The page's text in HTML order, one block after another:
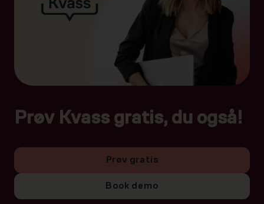
Prøv Kvass gratis, du også!
Prøv gratis
Book demo